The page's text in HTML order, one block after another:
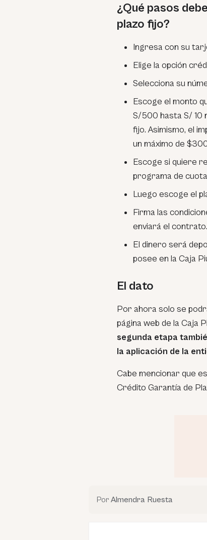
¿Qué pasos
plazo fijo?
Ingresa con su
Elige la opción
Selecciona su
Escoge el monto
S/500 hasta S/ 10
fijo. Asimismo, el
un máximo de
Escoge si quiere
programa de
Luego escoge el
Firma las
enviará el contrato.
El dinero será
posee en la Caja
El dato
Por ahora solo se
página web de la Caja
segunda etapa
la aplicación de la
Cabe mencionar que
Crédito Garantía de
Por Almendra Ruesta